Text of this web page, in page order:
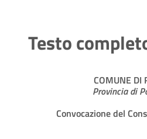
Testo
COMUNE DI
Provincia di
Convocazione del